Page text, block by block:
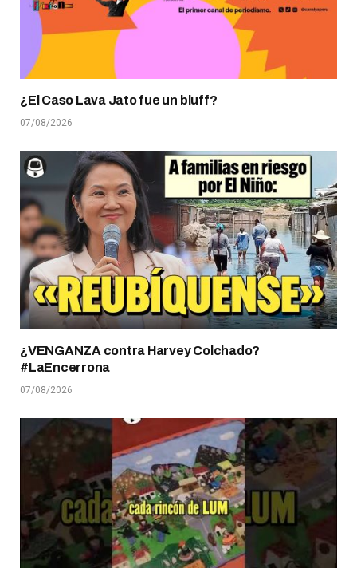
¿El Caso Lava Jato fue un bluff?
07/08/2026
¿VENGANZA contra Harvey Colchado?
#LaEncerrona
07/08/2026